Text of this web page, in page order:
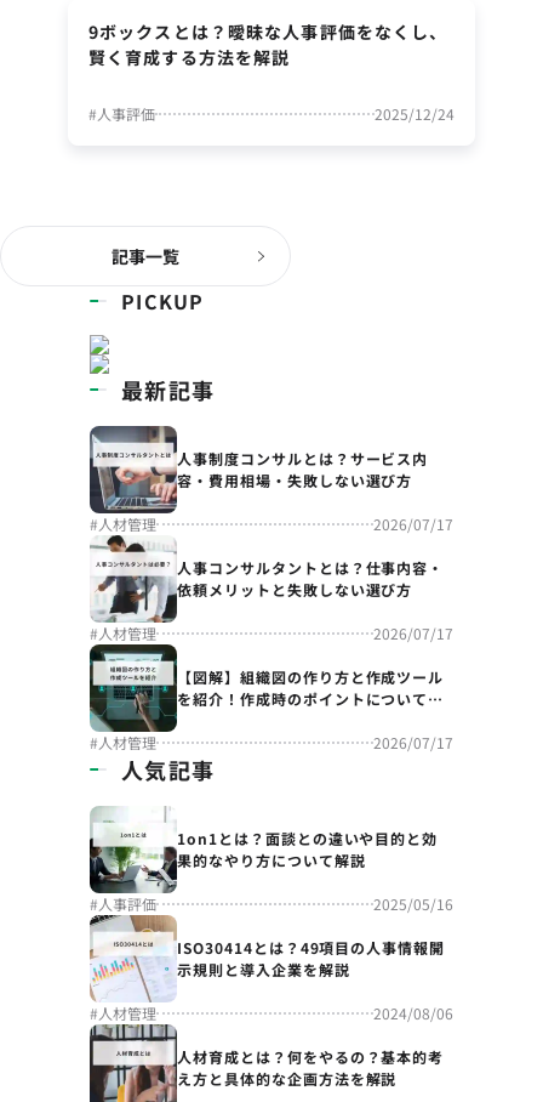
9ボックスとは？曖昧な人事評価をなくし、
賢く育成する方法を解説
#人事評価 2025/12/24
記事一覧
PICKUP
最新記事
人事制度コンサルとは？サービス内
容・費用相場・失敗しない選び方
#人材管理 2026/07/17
人事コンサルタントとは？仕事内容・
依頼メリットと失敗しない選び方
#人材管理 2026/07/17
【図解】組織図の作り方と作成ツール
を紹介！作成時のポイントについても
#人材管理 2026/07/17
人気記事
1on1とは？面談との違いや目的と効
果的なやり方について解説
#人事評価 2025/05/16
ISO30414とは？49項目の人事情報開
示規則と導入企業を解説
#人材管理 2024/08/06
人材育成とは？何をやるの？基本的考
え方と具体的な企画方法を解説